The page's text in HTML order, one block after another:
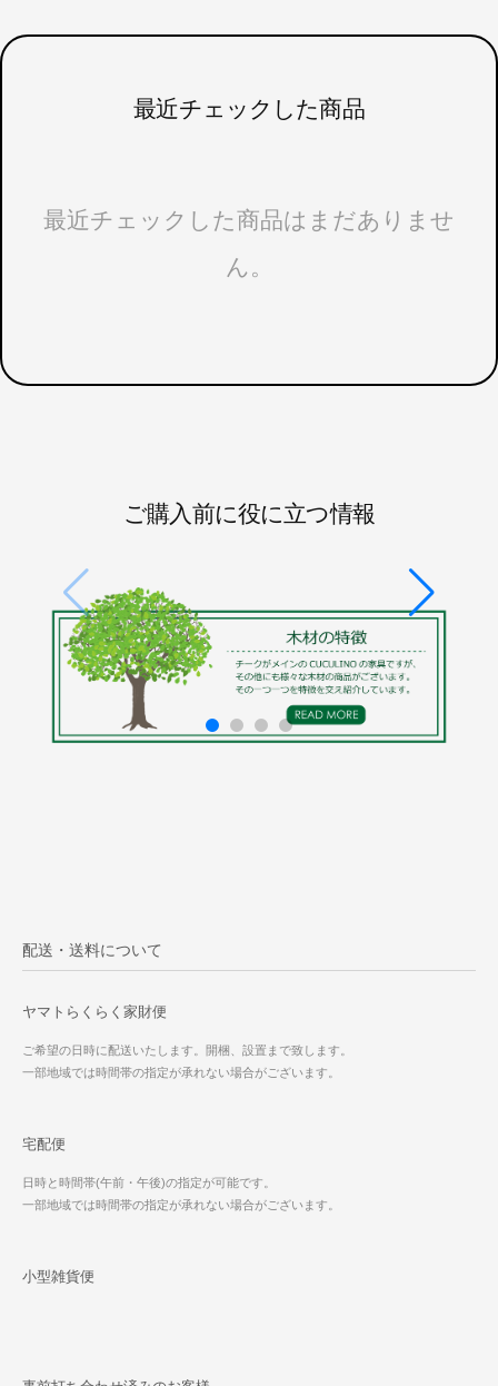
最近チェックした商品
最近チェックした商品はまだありませ
ん。
ご購入前に役に立つ情報
配送・送料について
ヤマトらくらく家財便
ご希望の日時に配送いたします。開梱、設置まで致します。
一部地域では時間帯の指定が承れない場合がございます。
宅配便
日時と時間帯(午前・午後)の指定が可能です。
一部地域では時間帯の指定が承れない場合がございます。
小型雑貨便